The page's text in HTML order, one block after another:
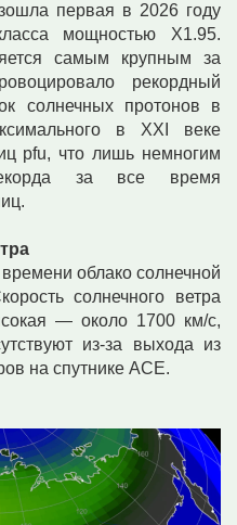
первая в 2026 году
мощностью X1.95.
самым крупным за
рекордный
солнечных протонов в
в XXI веке
pfu, что лишь немногим
за все время
облако солнечной
солнечного ветра
— около 1700 км/с,
из-за выхода из
на спутнике ACE.